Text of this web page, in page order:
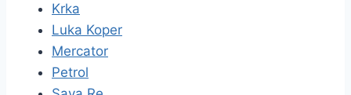
Krka
Luka Koper
Mercator
Petrol